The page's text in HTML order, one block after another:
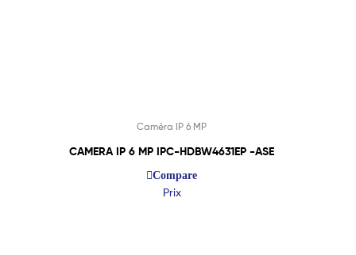
Caméra IP 6 MP
CAMERA IP 6 MP IPC-HDBW4631EP -ASE
Compare
Prix